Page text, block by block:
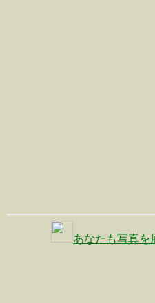
あなたも写真を